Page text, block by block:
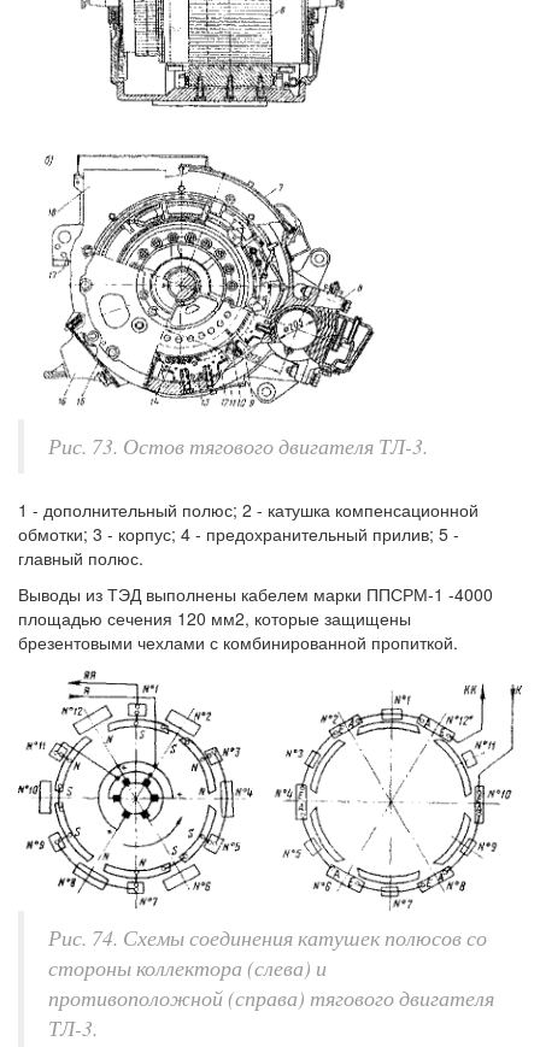
Рис. 73. Остов тягового двигателя ТЛ-3.
1 - дополнительный полюс; 2 - катушка компенсационной
обмотки; 3 - корпус; 4 - предохранительный прилив; 5 -
главный полюс.
Выводы из ТЭД выполнены кабелем марки ППСРМ-1 -4000
площадью сечения 120 мм2, которые защищены
брезентовыми чехлами с комбинированной пропиткой.
Рис. 74. Схемы соединения катушек полюсов со
стороны коллектора (слева) и
противоположной (справа) тягового двигателя
ТЛ-3.